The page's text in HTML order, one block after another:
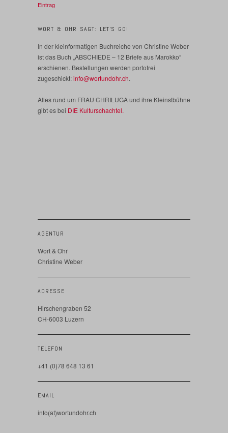
Eintrag
WORT & OHR SAGT: LET’S GO!
In der kleinformatigen Buchreiche von Christine Weber
ist das Buch „ABSCHIEDE – 12 Briefe aus Marokko“
erschienen. Bestellungen werden portofrei
zugeschickt:info@wortundohr.ch.
Alles rund um FRAU CHRILUGA und ihre Kleinstbühne
gibt es bei DIE Kulturschachtel.
AGENTUR
Wort & Ohr
Christine Weber
ADRESSE
Hirschengraben 52
CH-6003 Luzern
TELEFON
+41 (0)78 648 13 61
EMAIL
info(at)wortundohr.ch